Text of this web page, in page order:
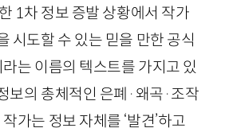
1차 정보 증발 상황에서 작가
시도할 수 있는 믿을 만한 공식
라는 이름의 텍스트를 가지고 있
보의 총체적인 은폐 · 왜곡 ·조작
가는 정보 자체를 ‘발견’하고